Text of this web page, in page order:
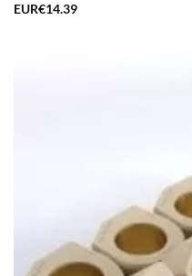
Bewertet
EUR€14.39